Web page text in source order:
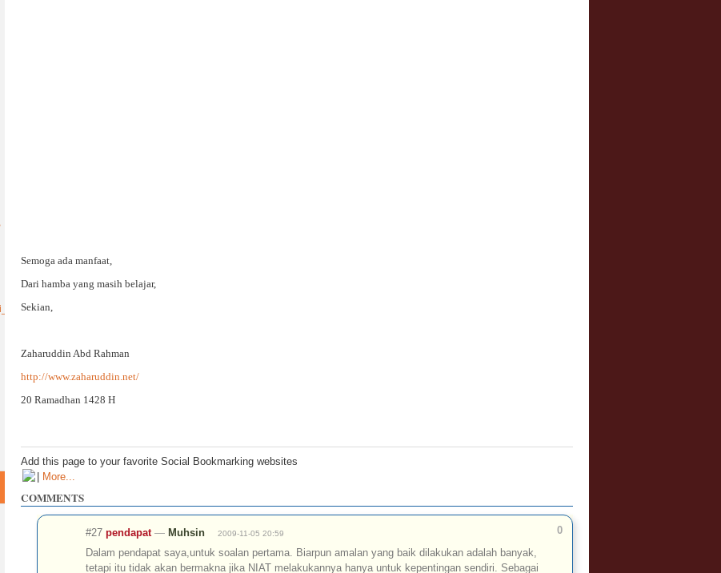
Semoga ada manfaat,
Dari hamba yang masih belajar,
Sekian,
Zaharuddin Abd Rahman
http://www.zaharuddin.net/
20 Ramadhan 1428 H
Add this page to your favorite Social Bookmarking websites
| More...
COMMENTS
0
#27 pendapat— Muhsin 2009-11-05 20:59
Dalam pendapat saya,untuk soalan pertama. Biarpun amalan yang baik dilakukan adalah banyak,
tetapi itu tidak akan bermakna jika NIAT melakukannya hanya untuk kepentingan sendiri. Sebagai